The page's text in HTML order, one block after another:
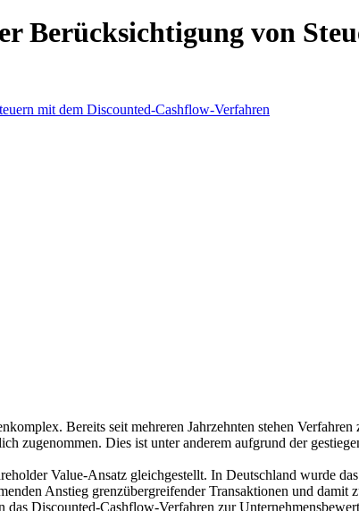
Berücksichtigung von
Bereits seit mehreren Jahrzehnten stehen
zugenommen. Dies ist unter anderem aufgrund der
Value-Ansatz gleichgestellt. In Deutschland wurde
Anstieg grenzübergreifender Transaktionen und
Discounted-Cashflow-Verfahren zur